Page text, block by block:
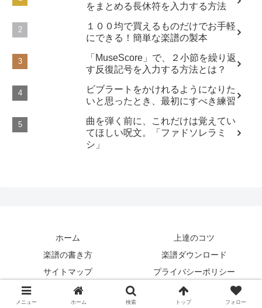
をまとめる長休符を入力する方法
１００均で買えるものだけでお手軽
にできる！簡単な楽譜の製本
「MuseScore」で、２小節を繰り返
す反復記号を入力する方法とは？
ビブラートをかけれるようになりた
いと思ったとき、最初にすべき練習
曲を弾く前に、これだけは覚えてい
てほしい呪文。「ファドソレラミ
シ」
ホーム
上達のコツ
楽譜の書き方
楽譜ダウンロード
サイトマップ
プライバシーポリシー
Copyright © 1995-2026 コントラバスネット All Rights Reserved.
メニュー ホーム 検索 トップ フォロー